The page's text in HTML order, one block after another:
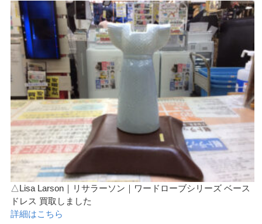
△Lisa Larson｜リサラーソン｜ワードローブシリーズ ベース
ドレス 買取しました
詳細はこちら